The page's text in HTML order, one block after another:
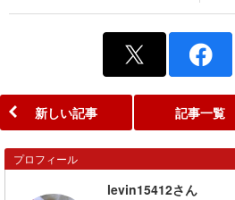
新しい記事 記事一覧
プロフィール
levin15412さん